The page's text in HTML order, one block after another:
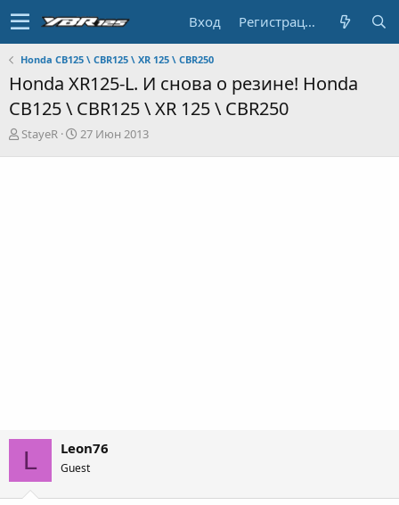
Вход Регистрация
Honda CB125 \ CBR125 \ XR 125 \ CBR250
Honda XR125-L. И снова о резине! Honda
CB125 \ CBR125 \ XR 125 \ CBR250
А
StayeR
Д
27 Июн 2013
L Leon76
Guest